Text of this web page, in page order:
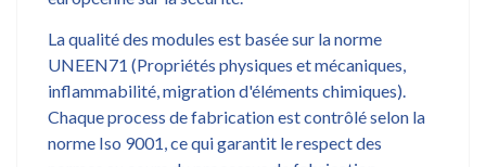
La qualité des modules est basée sur la norme
UNEEN71 (Propriétés physiques et mécaniques,
inflammabilité, migration d'éléments chimiques).
Chaque process de fabrication est contrôlé selon la
norme Iso 9001, ce qui garantit le respect des